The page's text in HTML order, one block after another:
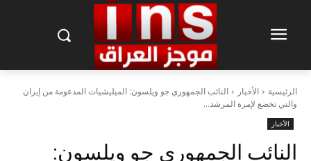
الرئيسية الأخبار
النائب الجمهوري جو ويلسون: الميليشيات المدعومة من إيران
والتي تخضع لإمرة المرشد...
الأخبار
النائب الجمهوري جو ويلسون: